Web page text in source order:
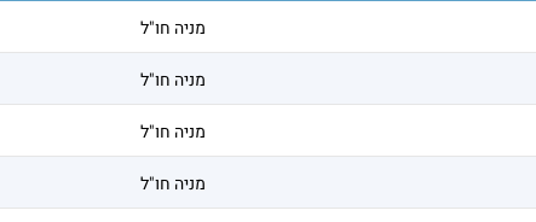
מניה חו"ל
מניה חו"ל
מניה חו"ל
מניה חו"ל